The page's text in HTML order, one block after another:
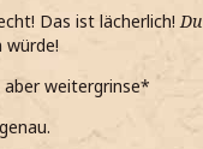
Das ist lächerlich!Du
würde!
weitergrinse*